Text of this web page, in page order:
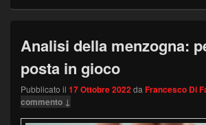
Analisi della menzogna:
posta in gioco
Pubblicato il 17 Ottobre 2022da Francesco Di
commento ↓